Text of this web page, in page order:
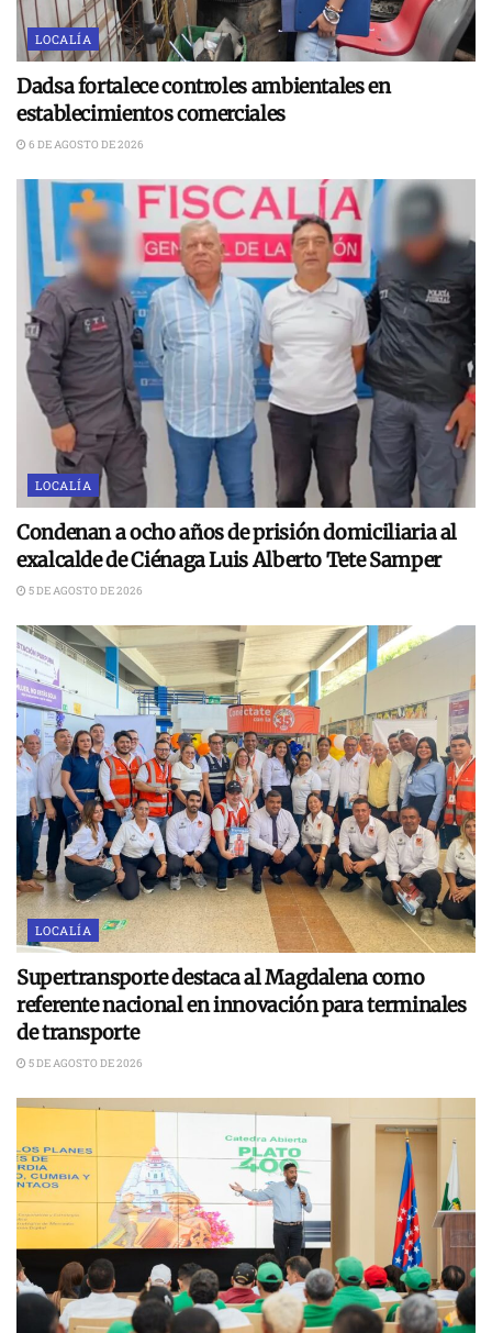
LOCALÍA
Dadsa fortalece controles ambientales en
establecimientos comerciales
6 DE AGOSTO DE 2026
LOCALÍA
Condenan a ocho años de prisión domiciliaria al
exalcalde de Ciénaga Luis Alberto Tete Samper
5 DE AGOSTO DE 2026
LOCALÍA
Supertransporte destaca al Magdalena como
referente nacional en innovación para terminales
de transporte
5 DE AGOSTO DE 2026